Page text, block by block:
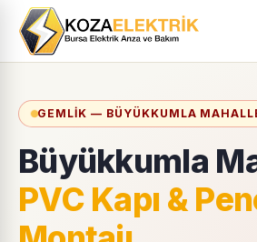
GEMLIK — BÜYÜKKUMLA
Büyükkumla
PVC Kapı &